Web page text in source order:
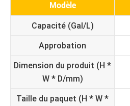
Modèle
Capacité (Gal/L)
Approbation
Dimension du produit (H *
W * D/mm)
Taille du paquet (H * W *